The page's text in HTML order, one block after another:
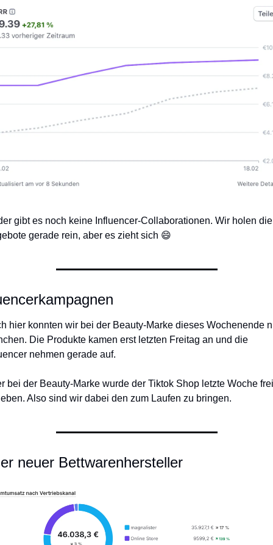
gibt es noch keine Influencer-Collaborationen. Wir holen die
gerade rein, aber es zieht sich 😄
hier konnten wir bei der Beauty-Marke dieses Wochenende
Die Produkte kamen erst letzten Freitag an und die
nehmen gerade auf.
bei der Beauty-Marke wurde der Tiktok Shop letzte Woche frei
Also sind wir dabei den zum Laufen zu bringen.
neuer Bettwarenhersteller